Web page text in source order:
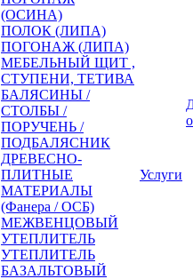
(ОСИНА)
ПОЛОК (ЛИПА)
ПОГОНАЖ (ЛИПА)
МЕБЕЛЬНЫЙ ЩИТ ,
СТУПЕНИ, ТЕТИВА
БАЛЯСИНЫ /
СТОЛБЫ /
ПОРУЧЕНЬ /
ПОДБАЛЯСНИК
ДРЕВЕСНО-
ПЛИТНЫЕ
МАТЕРИАЛЫ
(Фанера / ОСБ)
МЕЖВЕНЦОВЫЙ
УТЕПЛИТЕЛЬ
УТЕПЛИТЕЛЬ
БАЗАЛЬТОВЫЙ
Услуги